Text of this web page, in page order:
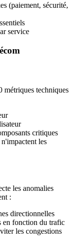
(paiement, sécurité,
service
métriques techniques
critiques
les
les anomalies
:
directionnelles
en fonction du trafic
les congestions